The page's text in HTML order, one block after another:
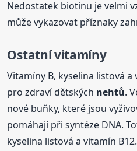
Nedostatek biotinu je velmi
může vykazovat příznaky
Ostatní vitamíny
Vitamíny B, kyselina listová
pro zdraví dětských nehtů.
nové buňky, které jsou
pomáhají při syntéze DNA.
kyselina listová a vitamín